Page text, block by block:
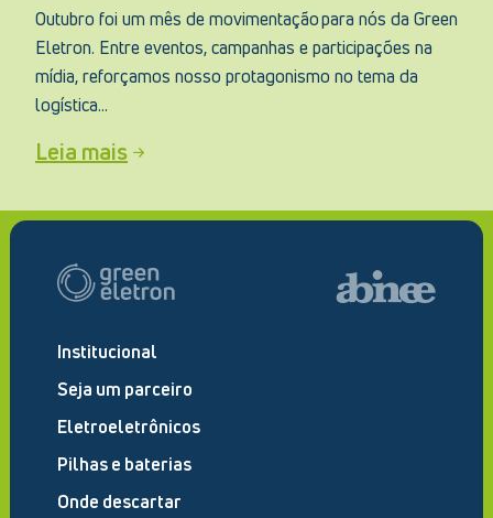
Outubro foi um mês de movimentação para nós da Green
Eletron. Entre eventos, campanhas e participações na
mídia, reforçamos nosso protagonismo no tema da
logística...
Leia mais
Institucional
Seja um parceiro
Eletroeletrônicos
Pilhas e baterias
Onde descartar